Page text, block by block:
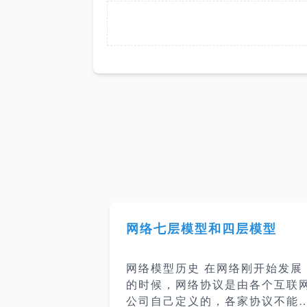
网络七层模型和四层模型
网络模型历史 在网络刚开始发展
的时候，网络协议是由各个互联
公司自己定义的，各家协议不能